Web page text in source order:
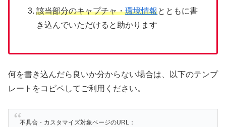
該当部分のキャプチャ・環境情報とともに書
き込んでいただけると助かります
何を書き込んだら良いか分からない場合は、以下のテンプ
レートをコピペしてご利用ください。
不具合・カスタマイズ対象ページのURL：